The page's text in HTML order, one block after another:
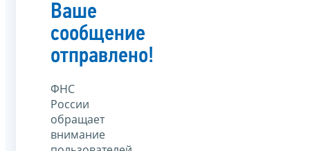
Ваше
сообщение
отправлено!
ФНС
России
обращает
внимание